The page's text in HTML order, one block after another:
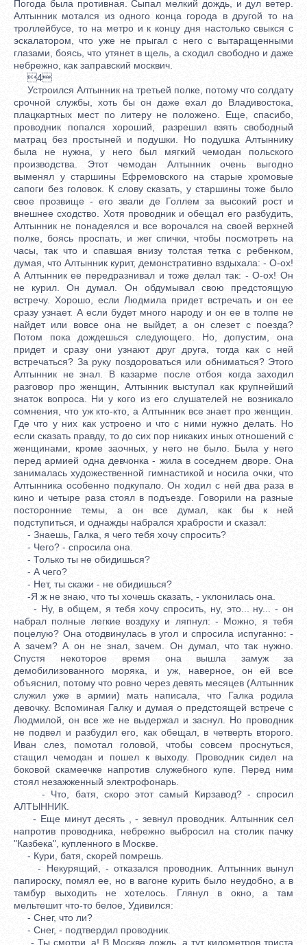
Погода была противная. Сыпал мелкий дождь, и дул ветер.
Алтынник мотался из одного конца города в другой то на
троллейбусе, то на метро и к концу дня настолько свыкся с
эскалатором, что уже не прыгал с него с вытаращенными
глазами, боясь, что утянет в щель, а сходил свободно и даже
небрежно, как заправский москвич.
4
Устроился Алтынник на третьей полке, потому что солдату
срочной службы, хоть бы он даже ехал до Владивостока,
плацкартных мест по литеру не положено. Еще, спасибо,
проводник попался хороший, разрешил взять свободный
матрац без простыней и подушки. Но подушка Алтыннику
была не нужна, у него был мягкий чемодан польского
производства. Этот чемодан Алтынник очень выгодно
выменял у старшины Ефремовского на старые хромовые
сапоги без головок. К слову сказать, у старшины тоже было
свое прозвище - его звали де Голлем за высокий рост и
внешнее сходство. Хотя проводник и обещал его разбудить,
Алтынник не понадеялся и все ворочался на своей верхней
полке, боясь проспать, и жег спички, чтобы посмотреть на
часы, так что и спавшая внизу толстая тетка с ребенком,
думая, что Алтынник курит, демонстративно вздыхала: - О-ох!
А Алтынник ее передразнивал и тоже делал так: - О-ох! Он
не курил. Он думал. Он обдумывал свою предстоящую
встречу. Хорошо, если Людмила придет встречать и он ее
сразу узнает. А если будет много народу и он ее в толпе не
найдет или вовсе она не выйдет, а он слезет с поезда?
Потом пока дождешься следующего. Но, допустим, она
придет и сразу они узнают друг друга, тогда как с ней
встречаться? За руку поздороваться или обниматься? Этого
Алтынник не знал. В казарме после отбоя когда заходил
разговор про женщин, Алтынник выступал как крупнейший
знаток вопроса. Ни у кого из его слушателей не возникало
сомнения, что уж кто-кто, а Алтынник все знает про женщин.
Где что у них как устроено и что с ними нужно делать. Но
если сказать правду, то до сих пор никаких иных отношений с
женщинами, кроме заочных, у него не было. Была у него
перед армией одна девчонка - жила в соседнем дворе. Она
занималась художественной гимнастикой и носила очки, что
Алтынника особенно подкупало. Он ходил с ней два раза в
кино и четыре раза стоял в подъезде. Говорили на разные
посторонние темы, а он все думал, как бы к ней
подступиться, и однажды набрался храбрости и сказал:
- Знаешь, Галка, я чего тебя хочу спросить?
- Чего? - спросила она.
- Только ты не обидишься?
- А чего?
- Нет, ты скажи - не обидишься?
-Я ж не знаю, что ты хочешь сказать, - уклонилась она.
- Ну, в общем, я тебя хочу спросить, ну, это... ну... - он
набрал полные легкие воздуху и ляпнул: - Можно, я тебя
поцелую? Она отодвинулась в угол и спросила испуганно: -
А зачем? А он не знал, зачем. Он думал, что так нужно.
Спустя некоторое время она вышла замуж за
демобилизованного моряка, и уж, наверное, он ей все
объяснил, потому что ровно через девять месяцев (Алтынник
служил уже в армии) мать написала, что Галка родила
девочку. Вспоминая Галку и думая о предстоящей встрече с
Людмилой, он все же не выдержал и заснул. Но проводник
не подвел и разбудил его, как обещал, в четверть второго.
Иван слез, помотал головой, чтобы совсем проснуться,
стащил чемодан и пошел к выходу. Проводник сидел на
боковой скамеечке напротив служебного купе. Перед ним
стоял незажженный электрофонарь.
- Что, батя, скоро этот самый Кирзавод? - спросил
АЛТЫННИК.
- Еще минут десять , - зевнул проводник. Алтынник сел
напротив проводника, небрежно выбросил на столик пачку
"Казбека", купленного в Москве.
- Кури, батя, скорей помрешь.
- Некурящий, - отказался проводник. Алтынник вынул
папироску, помял ее, но в вагоне курить было неудобно, а в
тамбур выходить не хотелось. Глянул в окно, а там
мельтешит что-то белое, Удивился:
- Снег, что ли?
- Снег, - подтвердил проводник.
- Ты смотри, а! В Москве дождь, а тут километров триста